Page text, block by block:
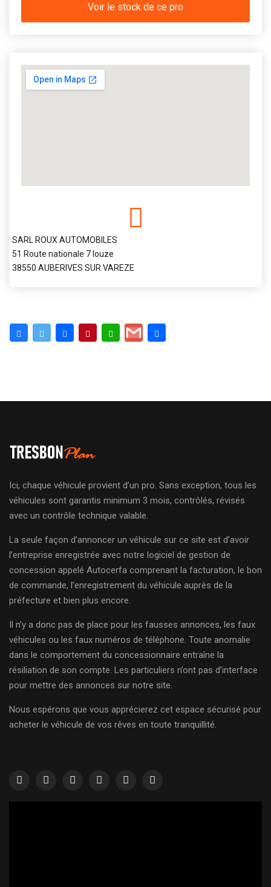
Voir le stock de ce pro
SARL ROUX AUTOMOBILES
51 Route nationale 7 louze
38550 AUBERIVES SUR VAREZE
Ici, chaque véhicule provient d’un pro. Sans exception, tous les
véhicules sont garantis minimum 3 mois, contrôlés, révisés
avec un contrôle technique valable.
La seule façon d’annoncer un véhicule sur ce site est d’avoir
l’entreprise enregistrée avec notre logiciel de gestion de
concession appelé Autocerfa comprenant la facturation, le bon
de commande, l’enregistrement du véhicule auprès de la
préfecture et bien plus encore.
Il n’y a donc pas de place pour les fausses annonces, les faux
véhicules ou les faux numéros de téléphone. Toute anomalie
dans le comportement du concessionnaire entraîne la
résiliation de son compte. Les particuliers n’ont pas d’interface
pour mettre des annonces sur notre site.
Nous espérons que vous apprécierez cet espace sécurisé pour
acheter le véhicule de vos rêves en toute tranquillité.